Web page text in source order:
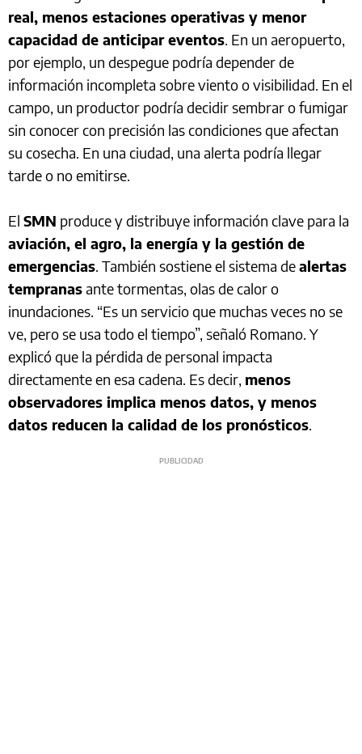
real, menos estaciones operativas y menor
capacidad de anticipar eventos. En un aeropuerto,
por ejemplo, un despegue podría depender de
información incompleta sobre viento o visibilidad. En el
campo, un productor podría decidir sembrar o fumigar
sin conocer con precisión las condiciones que afectan
su cosecha. En una ciudad, una alerta podría llegar
tarde o no emitirse.
El SMN produce y distribuye información clave para la
aviación, el agro, la energía y la gestión de
emergencias. También sostiene el sistema dealertas
tempranasante tormentas, olas de calor o
inundaciones. “Es un servicio que muchas veces no se
ve, pero se usa todo el tiempo”, señaló Romano. Y
explicó que la pérdida de personal impacta
directamente en esa cadena. Es decir, menos
observadores implica menos datos, y menos
datos reducen la calidad de los pronósticos.